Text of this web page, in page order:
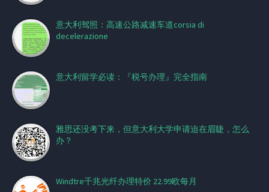
意大利驾照：高速公路减速车道corsia di
decelerazione
意大利留学必读：『税号办理』完全指南
雅思还没考下来，但意大利大学申请迫在眉睫，怎么
办？
Windtre千兆光纤办理特价 22.99欧每月